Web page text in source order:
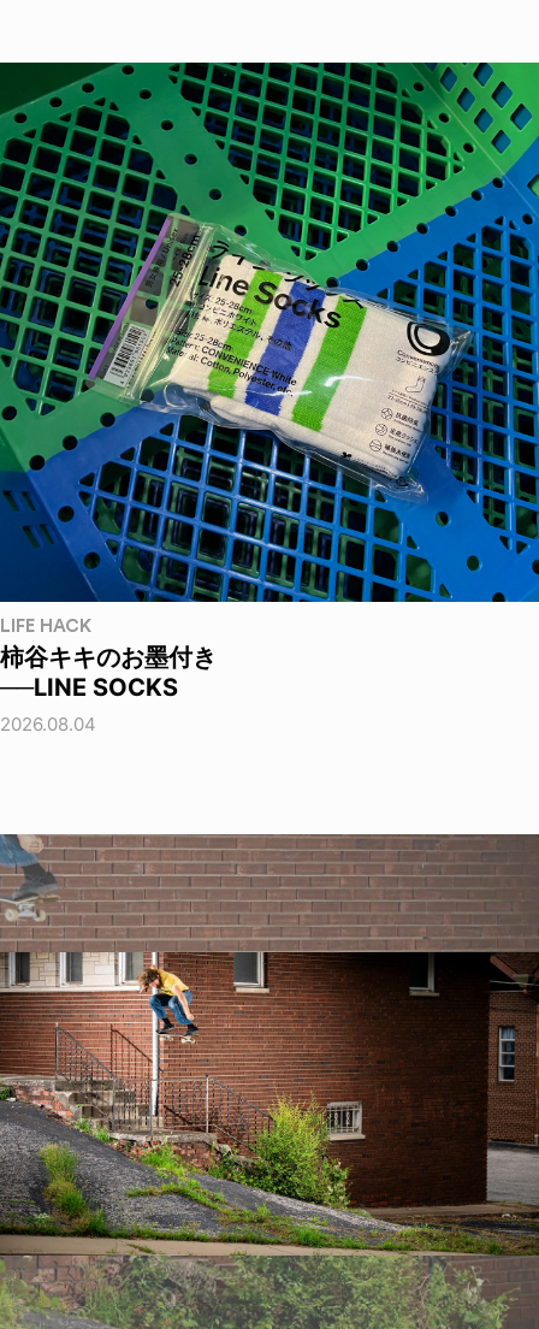
LIFE HACK
柿谷キキのお墨付き
──LINE SOCKS
2026.08.04